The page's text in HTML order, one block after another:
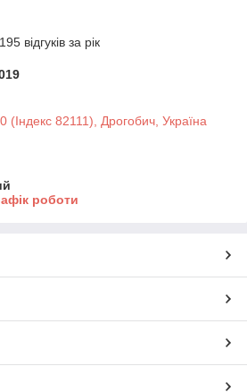
відгуків за рік
(Індекс 82111), Дрогобич, Україна
роботи